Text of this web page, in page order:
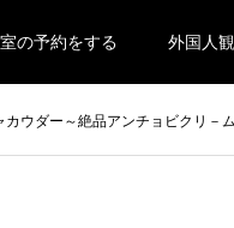
の予約をする 外国人
ウダー～絶品アンチョビクリ－